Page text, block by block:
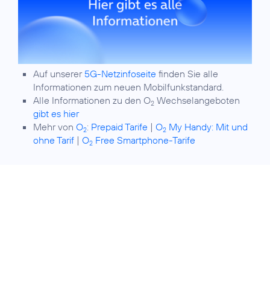
Auf unserer 5G-Netzinfoseite finden Sie alle
Informationen zum neuen Mobilfunkstandard.
Alle Informationen zu den O2 Wechselangeboten
gibt es hier
Mehr von O2: Prepaid Tarife | O2 My Handy: Mit und
ohne Tarif | O2 Free Smartphone-Tarife